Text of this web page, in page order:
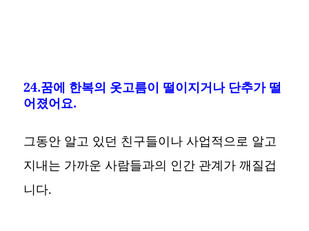
24.꿈에 한복의 옷고름이 떨이지거나 단추가 떨
어졌어요.
그동안 알고 있던 친구들이나 사업적으로 알고
지내는 가까운 사람들과의 인간 관계가 깨질겁
니다.